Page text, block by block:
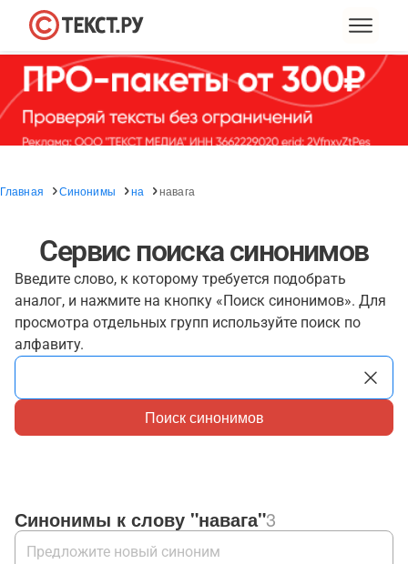
Главная Синонимы на навага
Сервис поиска синонимов
Введите слово, к которому требуется подобрать
аналог, и нажмите на кнопку «Поиск синонимов». Для
просмотра отдельных групп используйте поиск по
алфавиту.
Поиск синонимов
Синонимы к слову "навага"3